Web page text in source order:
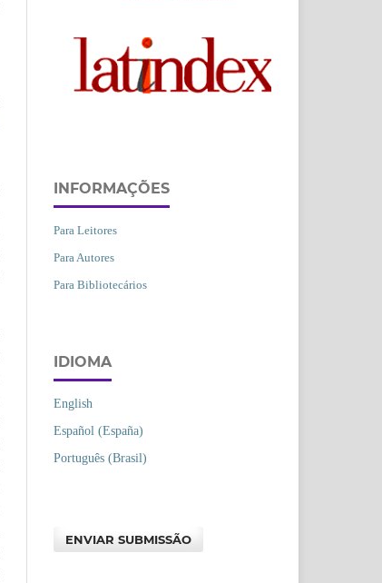
INFORMAÇÕES
Para Leitores
Para Autores
Para Bibliotecários
IDIOMA
English
Español (España)
Português (Brasil)
ENVIAR SUBMISSÃO